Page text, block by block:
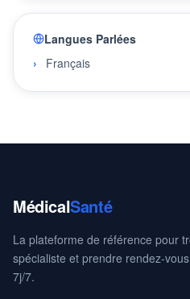
Langues Parlées
Français
MédicalSanté
La plateforme de référence pour
spécialiste et prendre rendez-
7j/7.